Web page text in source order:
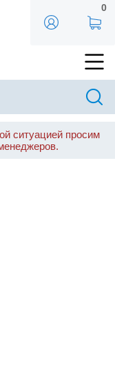
0
ситуацией просим